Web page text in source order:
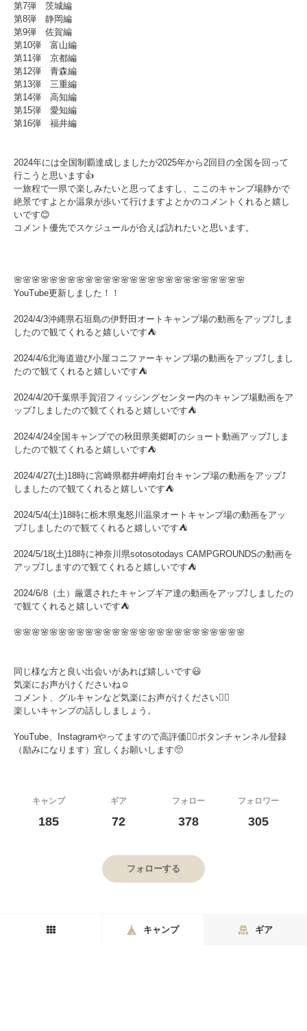
第7弾 茨城編
第8弾 静岡編
第9弾 佐賀編
第10弾 富山編
第11弾 京都編
第12弾 青森編
第13弾 三重編
第14弾 高知編
第15弾 愛知編
第16弾 福井編
2024年には全国制覇達成しましたが2025年から2回目の全国を回って
行こうと思います👍
一旅程で一県で楽しみたいと思ってますし、ここのキャンプ場静かで
絶景ですよとか温泉が歩いて行けますよとかのコメントくれると嬉し
いです😊
コメント優先でスケジュールが合えば訪れたいと思います。
🌸🌸🌸🌸🌸🌸🌸🌸🌸🌸🌸🌸🌸🌸🌸🌸🌸🌸🌸🌸🌸🌸🌸🌸🌸🌸
YouTube更新しました！！
2024/4/3沖縄県石垣島の伊野田オートキャンプ場の動画をアップ⤴️しま
したので観てくれると嬉しいです⛺️
2024/4/6北海道遊び小屋コニファーキャンプ場の動画をアップ⤴️しまし
たので観てくれると嬉しいです⛺️
2024/4/20千葉県手賀沼フィッシングセンター内のキャンプ場動画をア
ップ⤴︎しましたので観てくれると嬉しいです⛺️
2024/4/24全国キャンプでの秋田県美郷町のショート動画アップ⤴︎しま
したので観てくれると嬉しいです⛺️
2024/4/27(土)18時に宮崎県都井岬南灯台キャンプ場の動画をアップ⤴︎
しましたので観てくれると嬉しいです⛺️
2024/5/4(土)18時に栃木県鬼怒川温泉オートキャンプ場の動画をアッ
プ⤴︎しましたので観てくれると嬉しいです⛺️
2024/5/18(土)18時に神奈川県sotosotodays CAMPGROUNDSの動画を
アップ⤴︎しますので観てくれると嬉しいです⛺️
2024/6/8（土）厳選されたキャンプギア達の動画をアップ⤴︎しましたの
で観てくれると嬉しいです⛺️
🌸🌸🌸🌸🌸🌸🌸🌸🌸🌸🌸🌸🌸🌸🌸🌸🌸🌸🌸🌸🌸🌸🌸🌸🌸🌸
同じ様な方と良い出会いがあれば嬉しいです😃
気楽にお声がけくださいね☺️
コメント、グルキャンなど気楽にお声がけください👍🏼
楽しいキャンプの話ししましょう。
YouTube、Instagramやってますので高評価👍🏼ボタンチャンネル登録
（励みになります）宜しくお願いします🥺
キャンプ
185
ギア
72
フォロー
378
フォロワー
305
フォローする
キャンプ ギア